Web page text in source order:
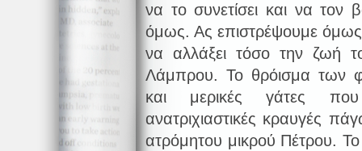
να το συνετίσει και να τον
όμως. Ας επιστρέψουμε
να αλλάξει τόσο την ζωή
Λάμπρου. Το θρόισμα των
και μερικές γάτες
ανατριχιαστικές κραυγές
ατρόμητου μικρού Πέτρου.